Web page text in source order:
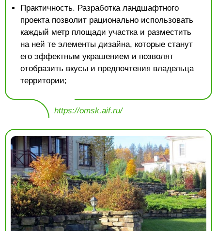
Практичность. Разработка ландшафтного
проекта позволит рационально использовать
каждый метр площади участка и разместить
на ней те элементы дизайна, которые станут
его эффектным украшением и позволят
отобразить вкусы и предпочтения владельца
территории;
https://omsk.aif.ru/